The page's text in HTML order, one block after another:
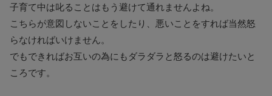
子育て中は叱ることはもう避けて通れませんよね。
こちらが意図しないことをしたり、悪いことをすれば当然怒
らなければいけません。
でもできればお互いの為にもダラダラと怒るのは避けたいと
ころです。